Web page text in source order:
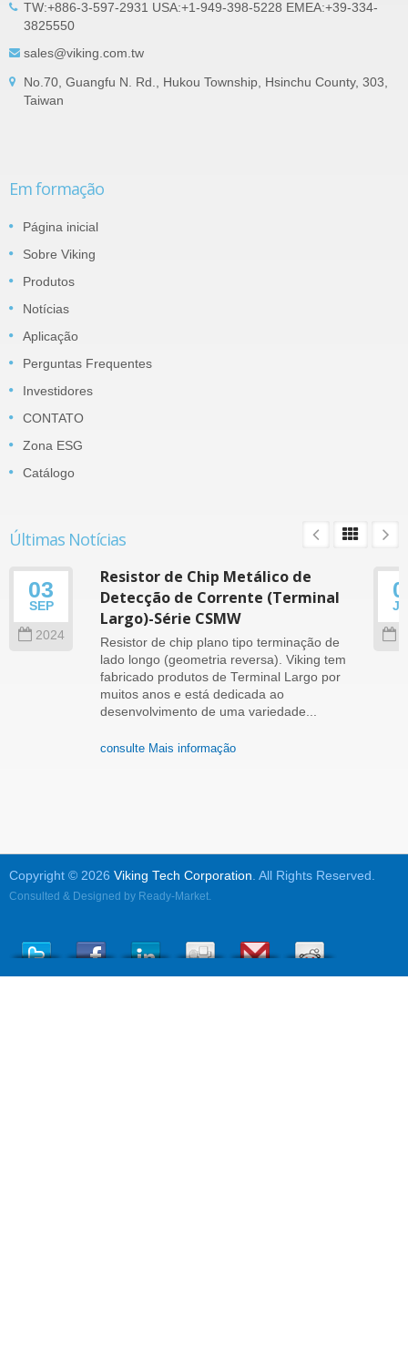
TW:+886-3-597-2931 USA:+1-949-398-5228 EMEA:+39-334-
3825550
sales@viking.com.tw
No.70, Guangfu N. Rd., Hukou Township, Hsinchu County, 303,
Taiwan
Em formação
Página inicial
Sobre Viking
Produtos
Notícias
Aplicação
Perguntas Frequentes
Investidores
CONTATO
Zona ESG
Catálogo
Últimas Notícias
03
SEP
2024
Resistor de Chip Metálico de
Detecção de Corrente (Terminal
Largo)-Série CSMW
Resistor de chip plano tipo terminação de
lado longo (geometria reversa). Viking tem
fabricado produtos de Terminal Largo por
muitos anos e está dedicada ao
desenvolvimento de uma variedade...
consulte Mais informação
Copyright © 2026 Viking Tech Corporation. All Rights Reserved.
Consulted & Designed by Ready-Market.